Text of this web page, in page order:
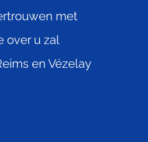
met
over u zal
en Vézelay